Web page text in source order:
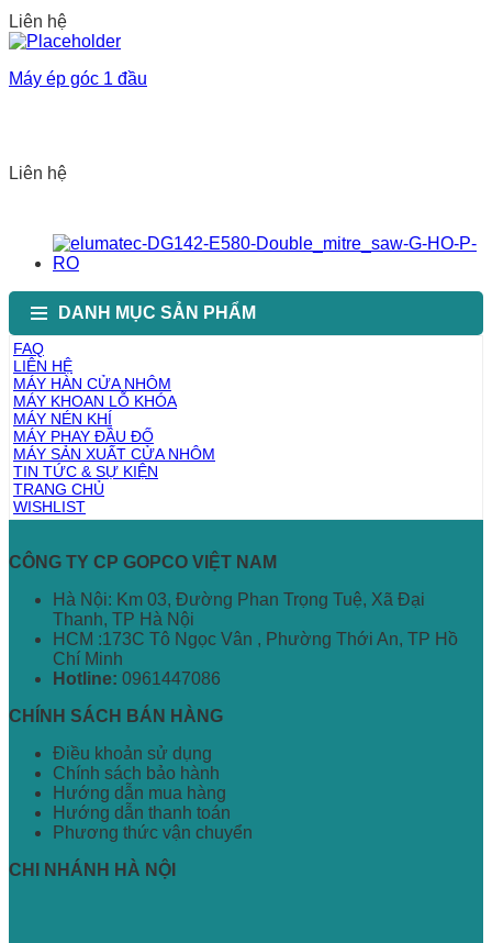
Liên hệ
Máy ép góc 1 đầu
Liên hệ
DANH MỤC SẢN PHẨM
FAQ
LIÊN HỆ
MÁY HÀN CỬA NHÔM
MÁY KHOAN LỖ KHÓA
MÁY NÉN KHÍ
MÁY PHAY ĐẦU ĐỐ
MÁY SẢN XUẤT CỬA NHÔM
TIN TỨC & SỰ KIỆN
TRANG CHỦ
WISHLIST
CÔNG TY CP GOPCO VIỆT NAM
Hà Nội: Km 03, Đường Phan Trọng Tuệ, Xã Đại
Thanh, TP Hà Nội
HCM :173C Tô Ngọc Vân , Phường Thới An, TP Hồ
Chí Minh
Hotline: 0961447086
CHÍNH SÁCH BÁN HÀNG
Điều khoản sử dụng
Chính sách bảo hành
Hướng dẫn mua hàng
Hướng dẫn thanh toán
Phương thức vận chuyển
CHI NHÁNH HÀ NỘI